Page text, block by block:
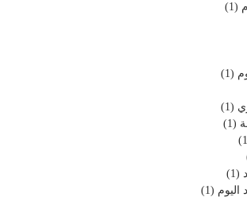
(1)
(1)
(1)
(1)
(1)
اليوم (1)